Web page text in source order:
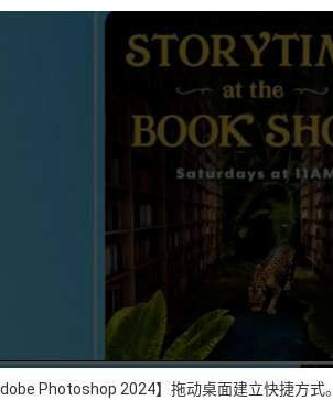
Photoshop 2024】拖动桌面建立快捷方式。